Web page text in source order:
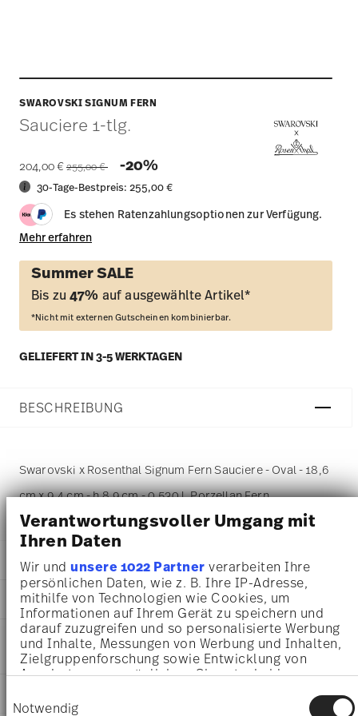
Verantwortungsvoller Umgang mit
Ihren Daten
Wir undunsere 1022 Partner verarbeiten Ihre
persönlichen Daten, wie z. B. Ihre IP-Adresse,
mithilfe von Technologien wie Cookies, um
Informationen auf Ihrem Gerät zu speichern und
darauf zuzugreifen und so personalisierte Werbung
und Inhalte, Messungen von Werbung und Inhalten,
Zielgruppenforschung sowie Entwicklung von
Angeboten zu ermöglichen. Sie entscheiden
Sie können Ihre Einwilligung jederzeit über die
Notwendig
SWAROVSKI SIGNUM FERN
Sauciere 1-tlg.
204,00 € Price reduced from
255,00 € -20%
30-Tage-Bestpreis:255,00 €
Es stehen Ratenzahlungsoptionen zur Verfügung.
Mehr erfahren
Summer SALE
Bis zu47% auf ausgewählte Artikel*
*Nicht mit externen Gutscheinen kombinierbar.
GELIEFERT IN 3-5 WERKTAGEN
BESCHREIBUNG
Swarovski x Rosenthal Signum Fern Sauciere - Oval - 18,6
cm x 9,4 cm - h 8,9 cm - 0,530 l, Porzellan Fern
DETAILS
Swarovski x Rosenthal
Swarovski SIGNUM
Fern
Porzellan
Fern
10570-426349-11620
DE
MAßE
18,60 cm
9,40 cm
8,90 cm
0.53 l
PFLEGE- UND
SICHERHEITSINFORMATIONEN